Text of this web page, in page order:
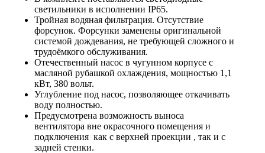
светильники в исполнении IP65.
Тройная водяная фильтрация. Отсутствие
форсунок. Форсунки заменены оригинальной
системой дождевания, не требующей сложного и
трудоёмкого обслуживания.
Отечественный насос в чугунном корпусе с
масляной рубашкой охлаждения, мощностью 1,1
кВт, 380 вольт.
Углубление под насос, позволяющее откачивать
воду полностью.
Предусмотрена возможность выноса
вентилятора вне окрасочного помещения и
подключения как с верхней проекции , так и с
задней стенки.